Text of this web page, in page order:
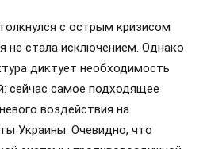
с острым кризисом
не стала исключением. Однако
диктует необходимость
сейчас самое подходящее
воздействия на
Украины. Очевидно, что